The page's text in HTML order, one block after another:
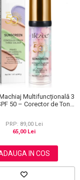
Multifuncțională 3
50 – Corector de Ton,
PRP: 89,00 Lei
65,00 Lei
IN COS